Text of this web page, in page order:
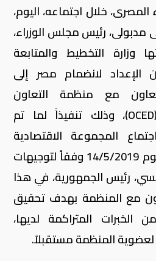
خلال اجتماعه، اليوم،
رئيس مجلس الوزراء،
وزارة التخطيط والمتابعة
الإعداد لانضمام مصر إلى
مع منظمة التعاون
الاقتصادي والتنمية (OCED)، وذلك تنفيذاً لما تم
المجموعة الاقتصادية
برئاسة مجلس الوزراء يوم 14/5/2019 وفقاً لتوجيهات
رئيس الجمهورية، في هذا
مع المنظمة بهدف تحقيق
الخبرات المتراكمة لديها،
المنظمة مستقبلاً.